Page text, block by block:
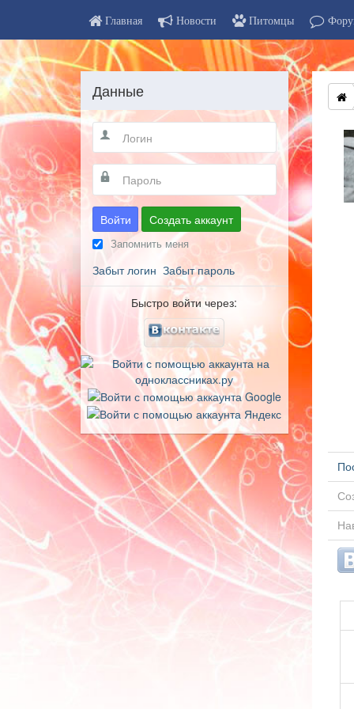
Главная Новости Питомцы
Данные
Войти Создать аккаунт
Запомнить меня
Забыт логин Забыт пароль
Быстро войти через: